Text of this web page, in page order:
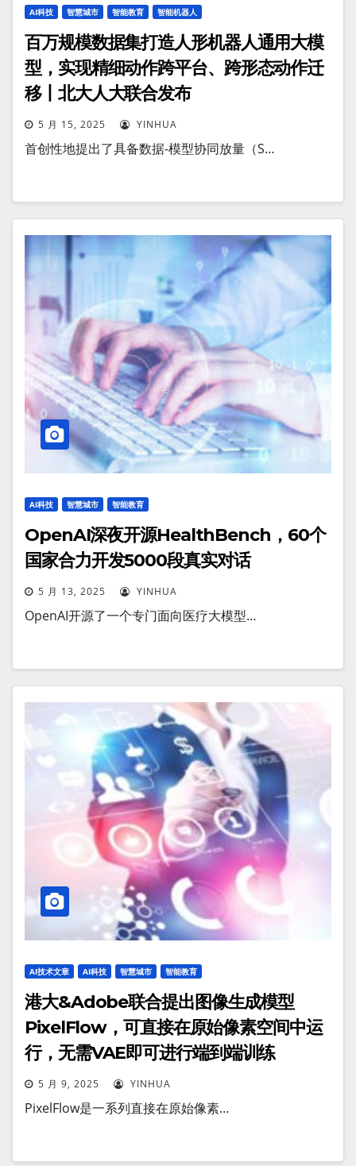
AI科技 智慧城市 智能教育 智能机器人
百万规模数据集打造人形机器人通用大模
型，实现精细动作跨平台、跨形态动作迁
移丨北大人大联合发布
5 月 15, 2025 YINHUA
首创性地提出了具备数据-模型协同放量（S…
AI科技 智慧城市 智能教育
OpenAI深夜开源HealthBench，60个
国家合力开发5000段真实对话
5 月 13, 2025 YINHUA
OpenAI开源了一个专门面向医疗大模型…
AI技术文章 AI科技 智慧城市 智能教育
港大&Adobe联合提出图像生成模型
PixelFlow，可直接在原始像素空间中运
行，无需VAE即可进行端到端训练
5 月 9, 2025 YINHUA
PixelFlow是一系列直接在原始像素…